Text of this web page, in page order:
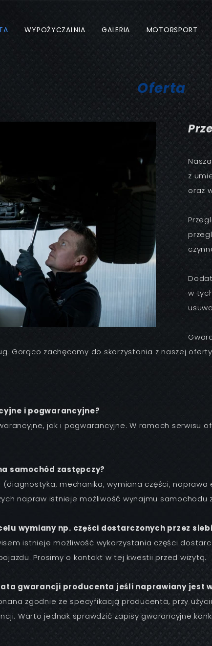
WYPOŻYCZALNIA GALERIA MOTORSPORT
Oferta
z
oraz
w
Gorąco zachęcamy do skorzystania z naszej
i pogwarancyjne?
jak i pogwarancyjne. W ramach serwisu
samochód zastępczy?
(diagnostyka, mechanika, wymiana części,
napraw istnieje możliwość wynajmu
wymiany np. części dostarczonych przez
istnieje możliwość wykorzystania części
Prosimy o kontakt w tej kwestii przed wizytą.
gwarancji producenta jeśli naprawiany jest
zgodnie ze specyfikacją producenta, przy
Warto jednak sprawdzić zapisy gwarancyjne